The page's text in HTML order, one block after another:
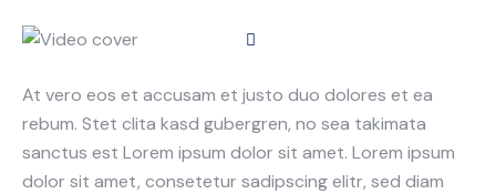
At vero eos et accusam et justo duo dolores et ea
rebum. Stet clita kasd gubergren, no sea takimata
sanctus est Lorem ipsum dolor sit amet. Lorem ipsum
dolor sit amet, consetetur sadipscing elitr, sed diam